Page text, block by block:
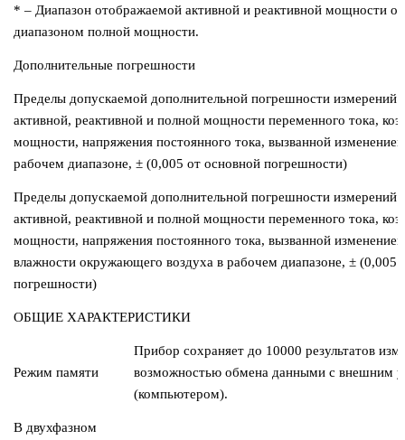
* – Диапазон отображаемой активной и реактивной мощности
диапазоном полной мощности.
Дополнительные погрешности
Пределы допускаемой дополнительной погрешности измерений
активной, реактивной и полной мощности переменного тока,
мощности, напряжения постоянного тока, вызванной
рабочем диапазоне, ± (0,005 от основной погрешности)
Пределы допускаемой дополнительной погрешности измерений
активной, реактивной и полной мощности переменного тока,
мощности, напряжения постоянного тока, вызванной
влажности окружающего воздуха в рабочем диапазоне, ± (0,005
погрешности)
ОБЩИЕ ХАРАКТЕРИСТИКИ
Режим памяти
Прибор сохраняет до 10000 результатов
возможностью обмена данными с внешним
(компьютером).
В двухфазном